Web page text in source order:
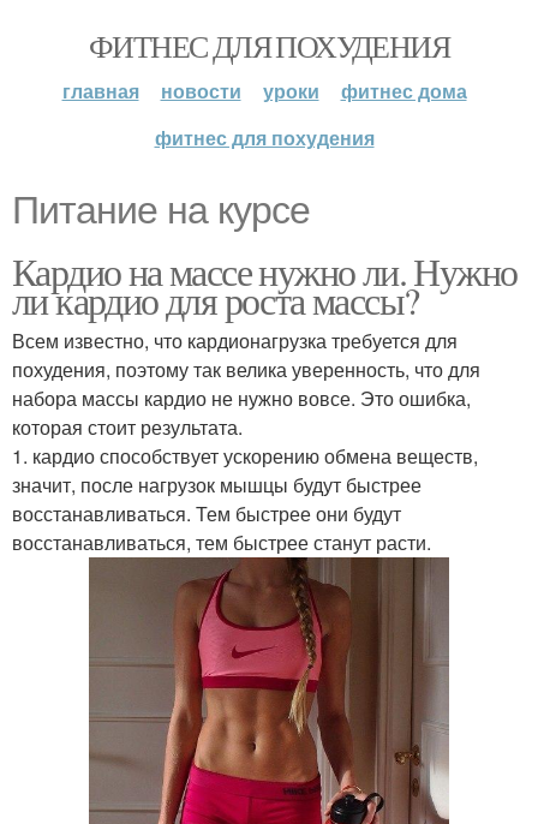
ФИТНЕС ДЛЯ ПОХУДЕНИЯ
главная новости уроки
фитнес дома
фитнес для похудения
Питание на курсе
Кардио на массе нужно ли. Нужно
ли кардио для роста массы?
Всем известно, что кардионагрузка требуется для
похудения, поэтому так велика уверенность, что для
набора массы кардио не нужно вовсе. Это ошибка,
которая стоит результата.
1. кардио способствует ускорению обмена веществ,
значит, после нагрузок мышцы будут быстрее
восстанавливаться. Тем быстрее они будут
восстанавливаться, тем быстрее станут расти.